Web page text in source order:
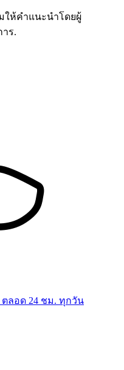
ให้คำแนะนำโดยผู้
ร.
ลอด 24 ชม. ทุกวัน